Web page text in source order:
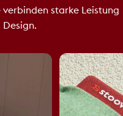
starke Leistung
Design.